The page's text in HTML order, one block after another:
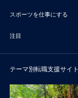
スポーツを仕事にする
注目
テーマ別転職支援サイト